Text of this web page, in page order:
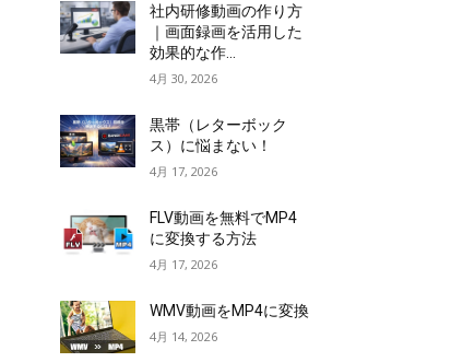
社内研修動画の作り方
｜画面録画を活用した
効果的な作...
4月 30, 2026
黒帯（レターボック
ス）に悩まない！
4月 17, 2026
FLV動画を無料でMP4
に変換する方法
4月 17, 2026
WMV動画をMP4に変換
4月 14, 2026